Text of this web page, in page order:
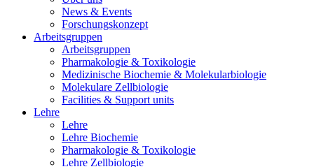
News & Events
Forschungskonzept
Arbeitsgruppen
Arbeitsgruppen
Pharmakologie & Toxikologie
Medizinische Biochemie & Molekularbiologie
Molekulare Zellbiologie
Facilities & Support units
Lehre
Lehre
Lehre Biochemie
Pharmakologie & Toxikologie
Lehre Zellbiologie